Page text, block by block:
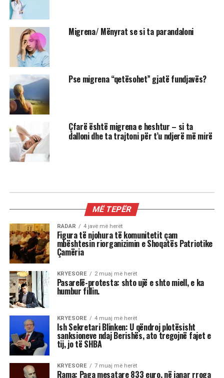
Migrena/ Mënyrat se si ta parandaloni
Pse migrena “qetësohet” gjatë fundjavës?
Çfarë është migrena e heshtur – si ta
dalloni dhe ta trajtoni për t’u ndjerë më mirë
3 shenjat më xheloze të horoskopit
Astrologjia tregon se disa shenja të zodiakut
janë më të prirura të përjetojnë xhelozi, për
shkak të pasigurisë, krenarisë ose nevojës së
fortë për njohje.